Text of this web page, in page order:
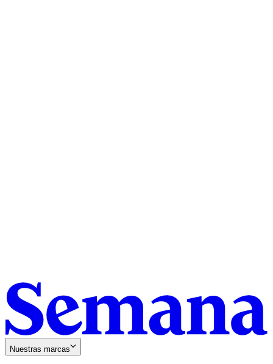
Nuestras marcas